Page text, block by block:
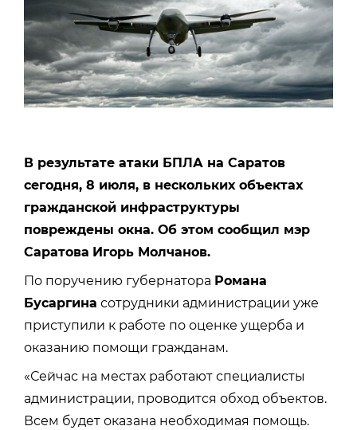
В результате атаки БПЛА на Саратов
сегодня, 8 июля, в нескольких объектах
гражданской инфраструктуры
повреждены окна. Об этом сообщил мэр
Саратова Игорь Молчанов.
По поручению губернатора Романа
Бусаргина сотрудники администрации уже
приступили к работе по оценке ущерба и
оказанию помощи гражданам.
«Сейчас на местах работают специалисты
администрации, проводится обход объектов.
Всем будет оказана необходимая помощь.